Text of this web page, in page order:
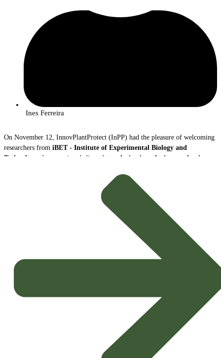
Ines Ferreira
On November 12, InnovPlantProtect (InPP) had the pleasure of welcoming
researchers from iBET - Institute of Experimental Biology and
Technology
, for a session dedicated to
valorization of wine production
Naiara Fernández
, Senior Scientist and
Leader of the iBET Technology Platform, and of
João Baixinho
student on the same platform. The researchers shared the center's mission
and main lines of research, with particular emphasis on the development of
new biopesticides with high potential for agricultural application
Innovation and the Circular Bioeconomy
The focus of the presentation was on the exploitation of wine-growing by-
products, transforming waste into high value-added solutions for crop
The compounds under study showed
promising properties, being able to
inhibit disease-causing
and to exercise effective